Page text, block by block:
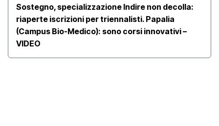
Sostegno, specializzazione Indire non decolla:
riaperte iscrizioni per triennalisti. Papalia
(Campus Bio-Medico): sono corsi innovativi –
VIDEO